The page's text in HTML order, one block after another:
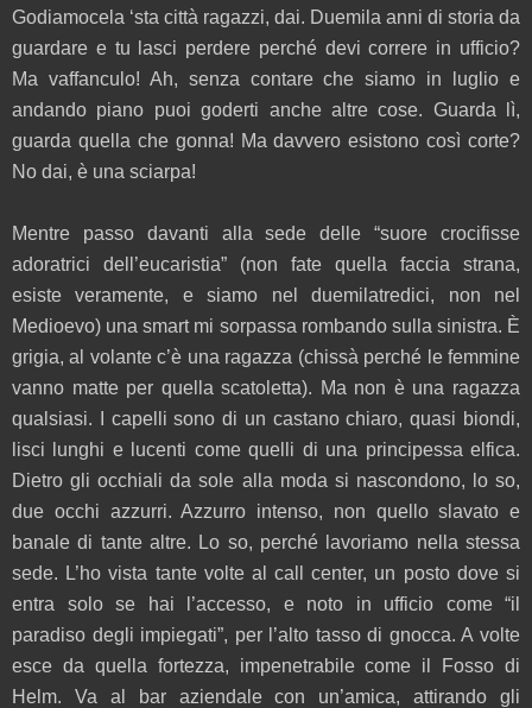
Godiamocela ‘sta città ragazzi, dai. Duemila anni di storia da
guardare e tu lasci perdere perché devi correre in ufficio?
Ma vaffanculo! Ah, senza contare che siamo in luglio e
andando piano puoi goderti anche altre cose. Guarda lì,
guarda quella che gonna! Ma davvero esistono così corte?
No dai, è una sciarpa!
Mentre passo davanti alla sede delle “suore crocifisse
adoratrici dell’eucaristia” (non fate quella faccia strana,
esiste veramente, e siamo nel duemilatredici, non nel
Medioevo) una smart mi sorpassa rombando sulla sinistra. È
grigia, al volante c’è una ragazza (chissà perché le femmine
vanno matte per quella scatoletta). Ma non è una ragazza
qualsiasi. I capelli sono di un castano chiaro, quasi biondi,
lisci lunghi e lucenti come quelli di una principessa elfica.
Dietro gli occhiali da sole alla moda si nascondono, lo so,
due occhi azzurri. Azzurro intenso, non quello slavato e
banale di tante altre. Lo so, perché lavoriamo nella stessa
sede. L’ho vista tante volte al call center, un posto dove si
entra solo se hai l’accesso, e noto in ufficio come “il
paradiso degli impiegati”, per l’alto tasso di gnocca. A volte
esce da quella fortezza, impenetrabile come il Fosso di
Helm. Va al bar aziendale con un’amica, attirando gli